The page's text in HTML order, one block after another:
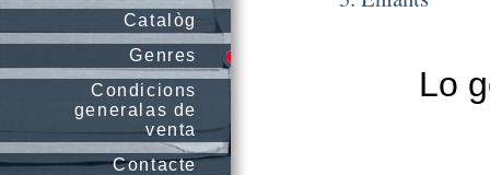
Catalòg
Genres
Condicions
generalas de
venta
Contacte
Lo